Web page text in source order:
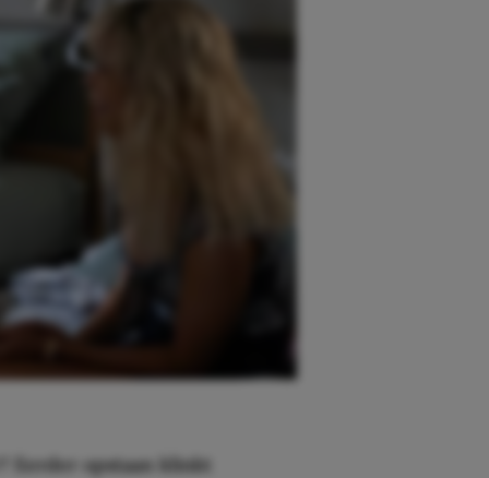
Eerder opstaan klinkt